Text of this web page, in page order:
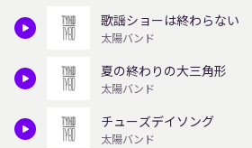
歌謡ショーは終わらない
太陽バンド
夏の終わりの大三角形
太陽バンド
チューズデイソング
太陽バンド